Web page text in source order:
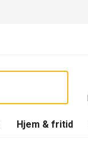
Hjem & fritid